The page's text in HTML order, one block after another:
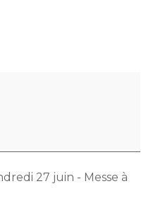
27 juin - Messe à